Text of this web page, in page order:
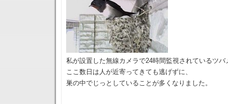
私が設置した無線カメラで24時間監視されているツバ
ここ数日は人が近寄ってきても逃げずに、
巣の中でじっとしていることが多くなりました。